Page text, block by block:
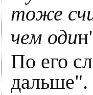
тоже
чем оди
По его
дальше".